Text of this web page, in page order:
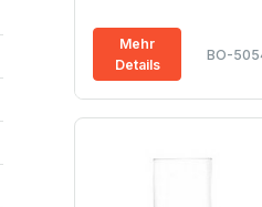
Mehr
Details
BO-